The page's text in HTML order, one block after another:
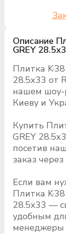
Описание
GREY
Плитка
28.5х33 от
нашем шоу-
Киеву и
Купить
GREY
посетив
заказ
Если вам
Плитка
28.5х33 —
удобным
менеджеры